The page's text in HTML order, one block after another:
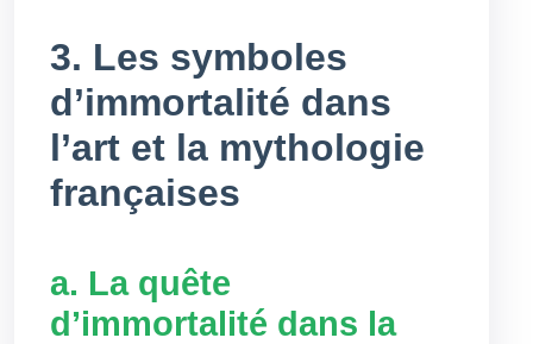
3. Les symboles
d’immortalité dans
l’art et la mythologie
françaises
a. La quête
d’immortalité dans la